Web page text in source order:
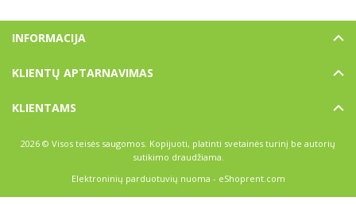
INFORMACIJA
KLIENTŲ APTARNAVIMAS
KLIENTAMS
2026 © Visos teisės saugomos. Kopijuoti, platinti svetainės turinį be autorių
sutikimo draudžiama.
Elektroninių parduotuvių nuoma - eShoprent.com